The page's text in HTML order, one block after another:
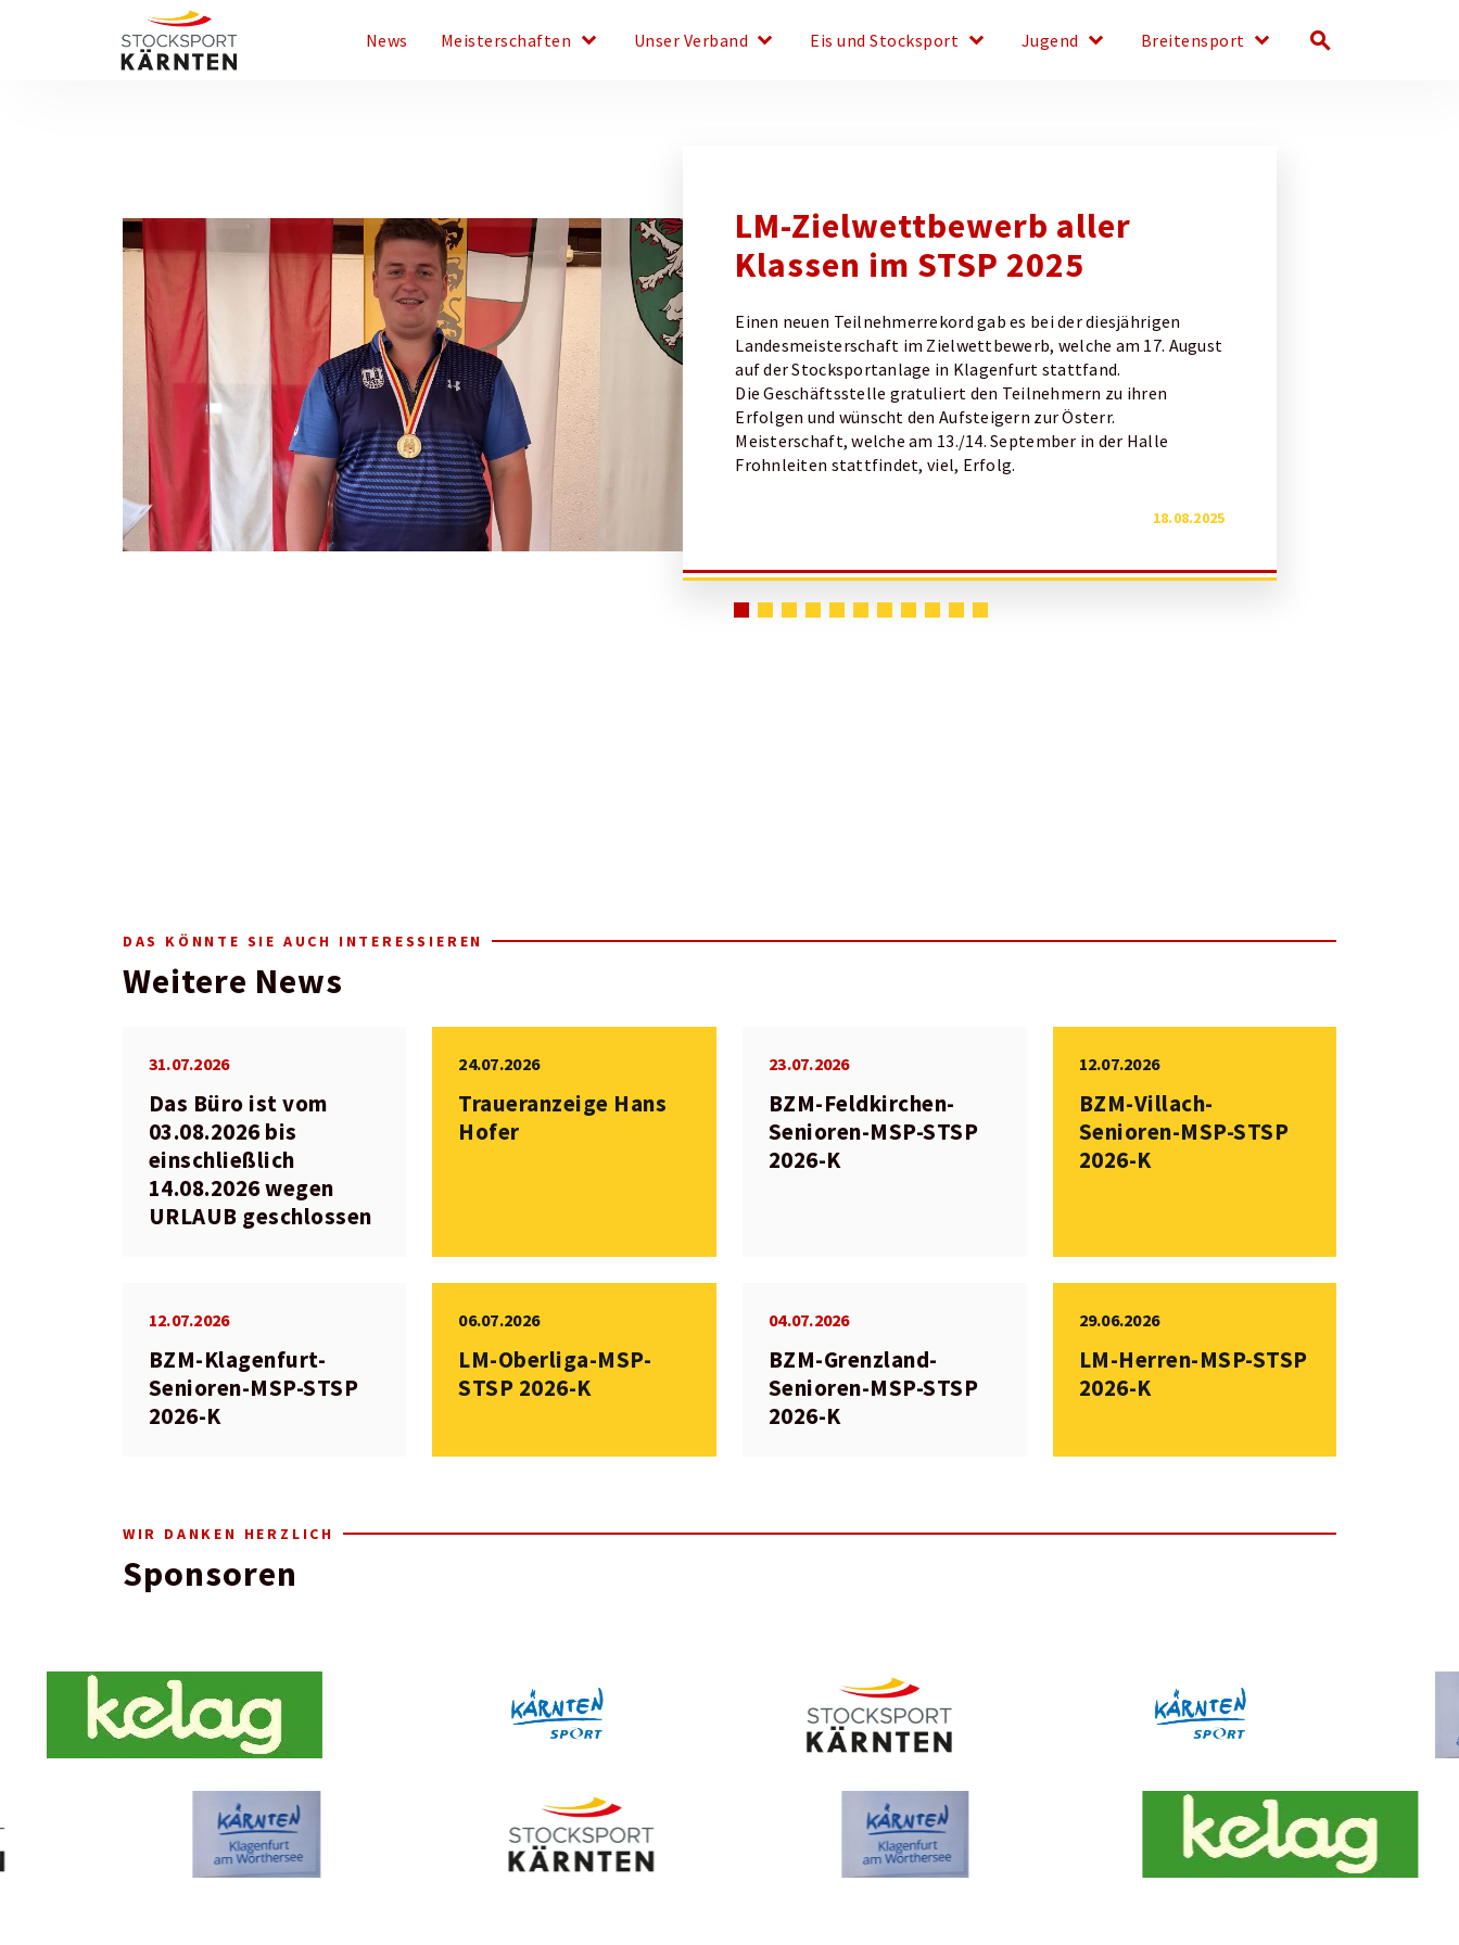
News Meisterschaften keyboard_arrow_down Unser Verband keyboard_arrow_down Eis und Stocksport keyboard_arrow_down Jugend keyboard_arrow_down Breitensport keyboard_arrow_down search
LM-Zielwettbewerb aller
Klassen im STSP 2025
Einen neuen Teilnehmerrekord gab es bei der diesjährigen
Landesmeisterschaft im Zielwettbewerb, welche am 17. August
auf der Stocksportanlage in Klagenfurt stattfand.
Die Geschäftsstelle gratuliert den Teilnehmern zu ihren
Erfolgen und wünscht den Aufsteigern zur Österr.
Meisterschaft, welche am 13./14. September in der Halle
Frohnleiten stattfindet, viel, Erfolg.
18.08.2025
DAS KÖNNTE SIE AUCH INTERESSIEREN
Weitere News
31.07.2026
Das Büro ist vom
03.08.2026 bis
einschließlich
14.08.2026 wegen
URLAUB geschlossen
24.07.2026
Traueranzeige Hans
Hofer
23.07.2026
BZM-Feldkirchen-
Senioren-MSP-STSP
2026-K
12.07.2026
BZM-Villach-
Senioren-MSP-STSP
2026-K
12.07.2026
BZM-Klagenfurt-
Senioren-MSP-STSP
2026-K
06.07.2026
LM-Oberliga-MSP-
STSP 2026-K
04.07.2026
BZM-Grenzland-
Senioren-MSP-STSP
2026-K
29.06.2026
LM-Herren-MSP-STSP
2026-K
WIR DANKEN HERZLICH
Sponsoren